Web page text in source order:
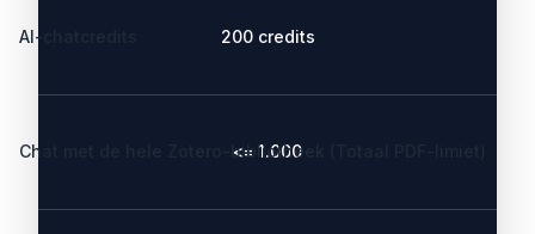
AI-chatcredits 200 credits
Chat met de hele Zotero-bibliotheek (Totaal PDF-limiet)
<= 1.000